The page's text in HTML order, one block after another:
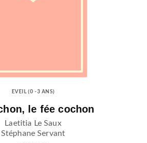
EVEIL (0 -3 ANS)
le fée cochon
Laetitia Le Saux
Stéphane Servant